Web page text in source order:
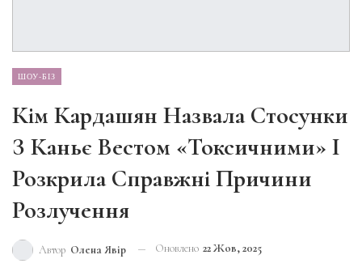
ШОУ-БІЗ
Кім Кардашян Назвала Стосунки
З Каньє Вестом «токсичними» І
Розкрила Справжні Причини
Розлучення
Автор Олена Явір Оновлено 22 Жов, 2025